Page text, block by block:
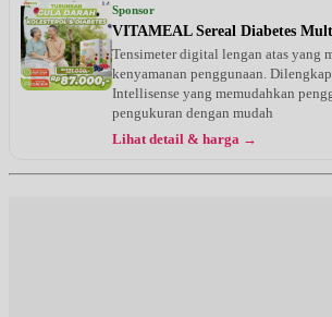
Sponsor
VITAMEAL Sereal Diabetes
Tensimeter digital lengan atas yang
kenyamanan penggunaan.
Intellisense yang memudahkan
pengukuran dengan mudah
Lihat detail & harga →